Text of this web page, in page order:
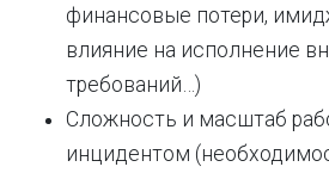
финансовые потери,
влияние на исполнение
требований…)
Сложность и масштаб
инцидентом